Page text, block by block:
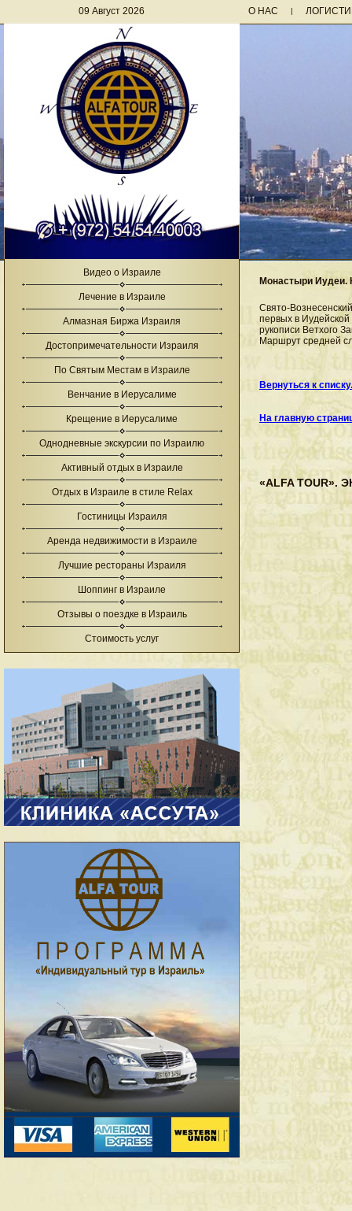
09 Август 2026 О НАС |
Видео о Израиле
Лечение в Израиле
Алмазная Биржа Израиля
Достопримечательности Израиля
По Святым Местам в Израиле
Венчание в Иерусалиме
Крещение в Иерусалиме
Однодневные экскурсии по Израилю
Активный отдых в Израиле
Отдых в Израиле в стиле Relax
Гостиницы Израиля
Аренда недвижимости в Израиле
Лучшие рестораны Израиля
Шоппинг в Израиле
Отзывы о поездке в Израиль
Стоимость услуг
Монастыри Иудеи.
Свято-
первых в
рукописи Ветхого
Маршрут средней
Вернуться к
На главную
«ALFA